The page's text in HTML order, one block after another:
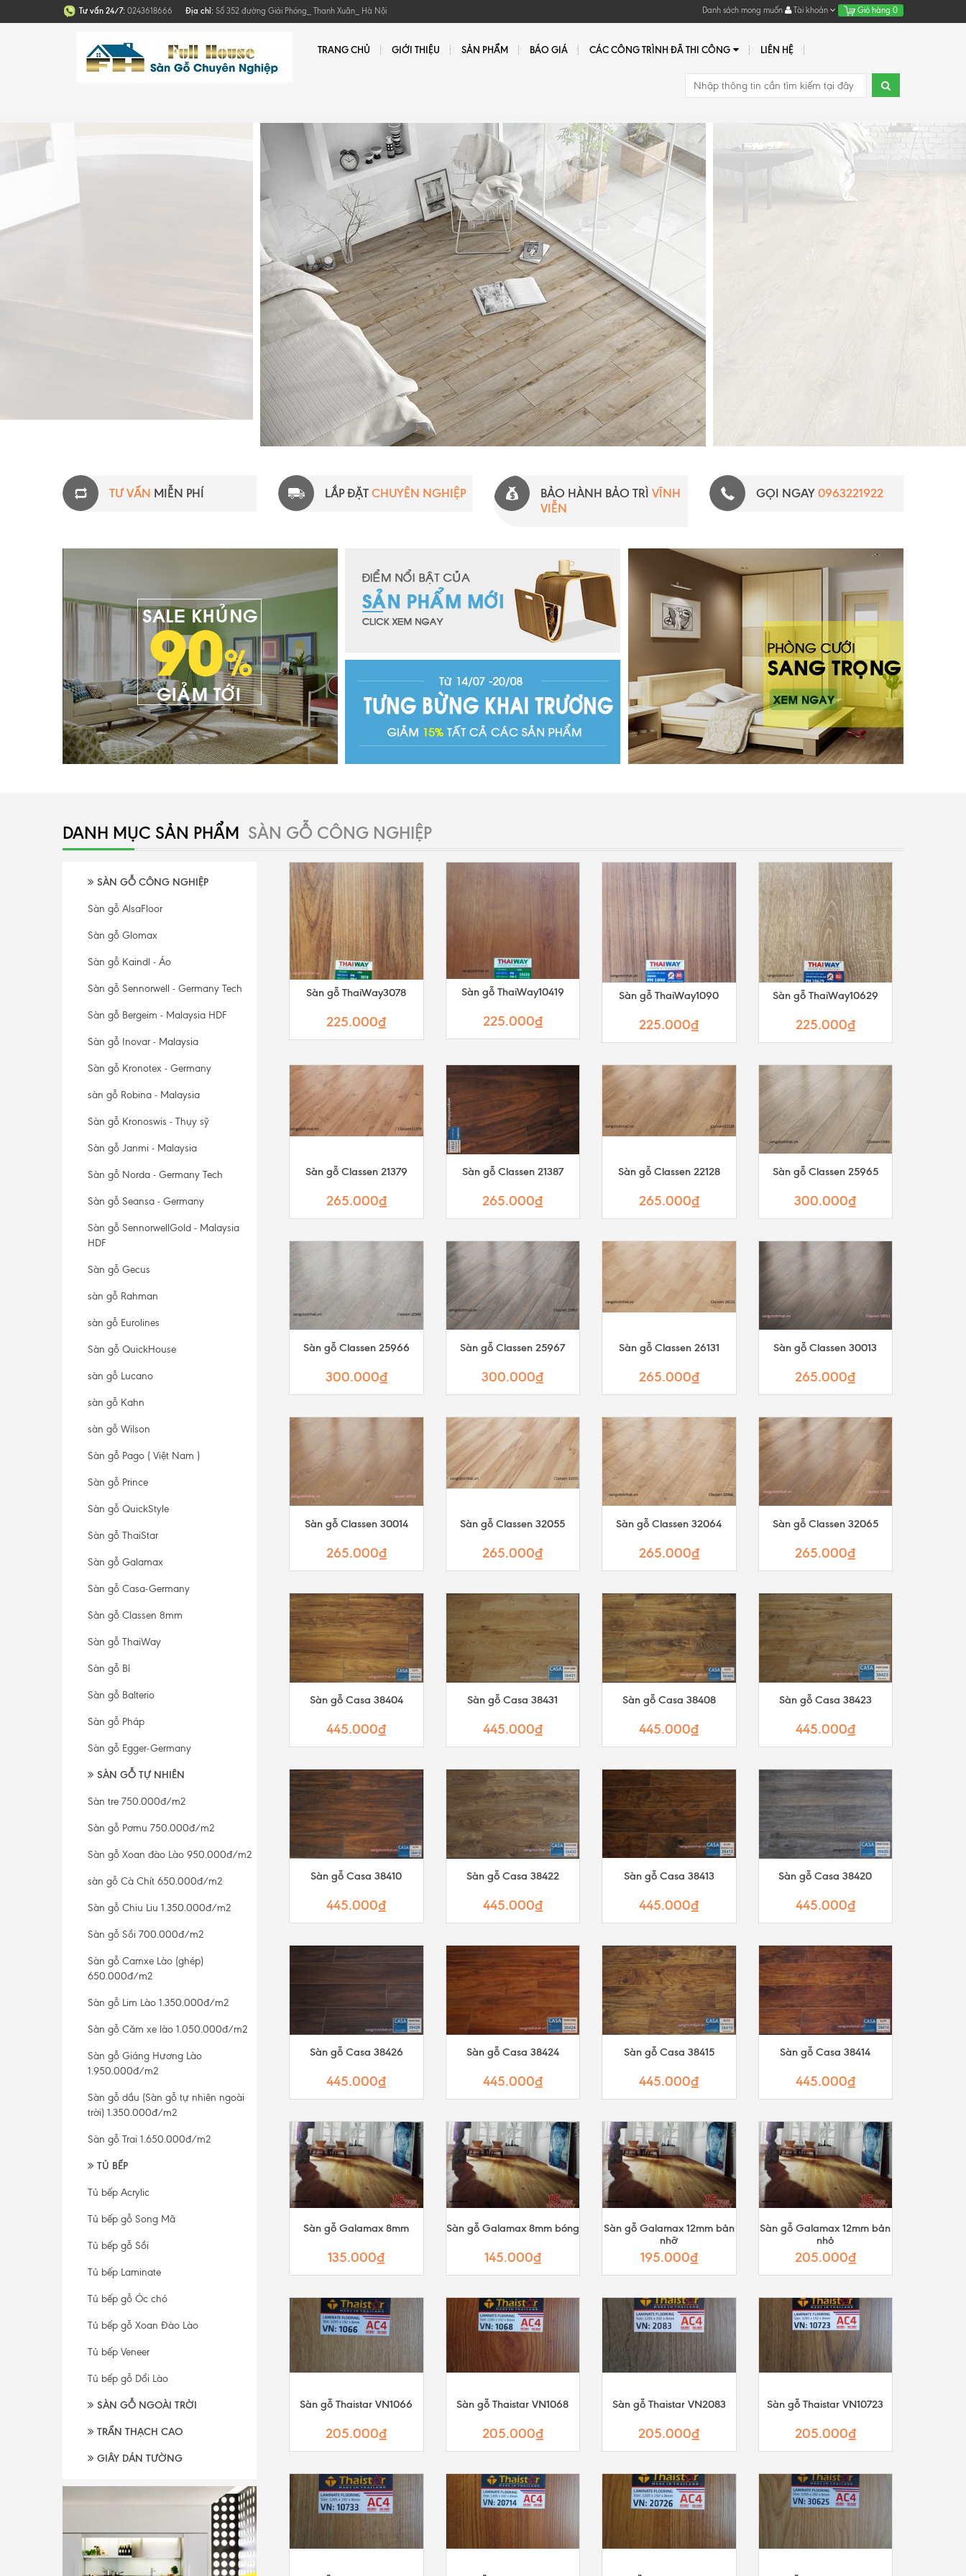
Tư vấn 24/7: 0243618666 Địa chỉ: Số 352 đường Giải Phóng_ Thanh Xuân_ Hà Nội Danh sách mong muốn Tài khoản Giỏ hàng 0
TRANG CHỦ GIỚI THIỆU SẢN PHẨM BÁO GIÁ CÁC CÔNG TRÌNH ĐÃ THI CÔNG LIÊN HỆ
TƯ VẤN MIỄN PHÍ LẮP ĐẶT CHUYÊN NGHIỆP BẢO HÀNH BẢO TRÌ VĨNH
VIỄN
GỌI NGAY 0963221922
DANH MỤC SẢN PHẨM SÀN GỖ CÔNG NGHIỆP
SÀN GỖ CÔNG NGHIỆP
Sàn gỗ AlsaFloor
Sàn gỗ Glomax
Sàn gỗ Kaindl - Áo
Sàn gỗ Sennorwell - Germany Tech
Sàn gỗ Bergeim - Malaysia HDF
Sàn gỗ Inovar - Malaysia
Sàn gỗ Kronotex - Germany
sàn gỗ Robina - Malaysia
Sàn gỗ Kronoswis - Thụy sỹ
Sàn gỗ Janmi - Malaysia
Sàn gỗ Norda - Germany Tech
Sàn gỗ Seansa - Germany
Sàn gỗ SennorwellGold - Malaysia
HDF
Sàn gỗ Gecus
sàn gỗ Rahman
sàn gỗ Eurolines
Sàn gỗ QuickHouse
sàn gỗ Lucano
sàn gỗ Kahn
sàn gỗ Wilson
Sàn gỗ Pago ( Việt Nam )
Sàn gỗ Prince
Sàn gỗ QuickStyle
Sàn gỗ ThaiStar
Sàn gỗ Galamax
Sàn gỗ Casa-Germany
Sàn gỗ Classen 8mm
Sàn gỗ ThaiWay
Sàn gỗ Bỉ
Sàn gỗ Balterio
Sàn gỗ Pháp
Sàn gỗ Egger-Germany
SÀN GỖ TỰ NHIÊN
Sàn tre 750.000đ/m2
Sàn gỗ Pơmu 750.000đ/m2
Sàn gỗ Xoan đào Lào 950.000đ/m2
sàn gỗ Cà Chít 650.000đ/m2
Sàn gỗ Chiu Liu 1.350.000đ/m2
Sàn gỗ Sồi 700.000đ/m2
Sàn gỗ Camxe Lào (ghép)
650.000đ/m2
Sàn gỗ Lim Lào 1.350.000đ/m2
Sàn gỗ Căm xe lào 1.050.000đ/m2
Sàn gỗ Giáng Hương Lào
1.950.000đ/m2
Sàn gỗ dầu (Sàn gỗ tự nhiên ngoài
trời) 1.350.000đ/m2
Sàn gỗ Trai 1.650.000đ/m2
TỦ BẾP
Tủ bếp Acrylic
Tủ bếp gỗ Song Mã
Tủ bếp gỗ Sồi
Tủ bếp Laminate
Tủ bếp gỗ Óc chó
Tủ bếp gỗ Xoan Đào Lào
Tủ bếp Veneer
Tủ bếp gỗ Dổi Lào
SÀN GỖ NGOÀI TRỜI
TRẦN THẠCH CAO
GIÂY DÁN TƯỜNG
Sàn gỗ ThaiWay3078
225.000₫
Sàn gỗ ThaiWay10419
225.000₫
Sàn gỗ ThaiWay1090
225.000₫
Sàn gỗ ThaiWay10629
225.000₫
Sàn gỗ Classen 21379
265.000₫
Sàn gỗ Classen 21387
265.000₫
Sàn gỗ Classen 22128
265.000₫
Sàn gỗ Classen 25965
300.000₫
Sàn gỗ Classen 25966
300.000₫
Sàn gỗ Classen 25967
300.000₫
Sàn gỗ Classen 26131
265.000₫
Sàn gỗ Classen 30013
265.000₫
Sàn gỗ Classen 30014
265.000₫
Sàn gỗ Classen 32055
265.000₫
Sàn gỗ Classen 32064
265.000₫
Sàn gỗ Classen 32065
265.000₫
Sàn gỗ Casa 38404
445.000₫
Sàn gỗ Casa 38431
445.000₫
Sàn gỗ Casa 38408
445.000₫
Sàn gỗ Casa 38423
445.000₫
Sàn gỗ Casa 38410
445.000₫
Sàn gỗ Casa 38422
445.000₫
Sàn gỗ Casa 38413
445.000₫
Sàn gỗ Casa 38420
445.000₫
Sàn gỗ Casa 38426
445.000₫
Sàn gỗ Casa 38424
445.000₫
Sàn gỗ Casa 38415
445.000₫
Sàn gỗ Casa 38414
445.000₫
Sàn gỗ Galamax 8mm
135.000₫
Sàn gỗ Galamax 8mm bóng
145.000₫
Sàn gỗ Galamax 12mm bản
nhỡ
195.000₫
Sàn gỗ Galamax 12mm bản
nhỏ
205.000₫
Sàn gỗ Thaistar VN1066
205.000₫
Sàn gỗ Thaistar VN1068
205.000₫
Sàn gỗ Thaistar VN2083
205.000₫
Sàn gỗ Thaistar VN10723
205.000₫